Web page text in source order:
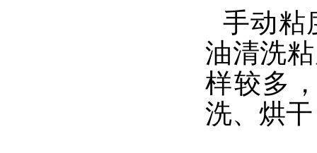
手动粘
油清洗
样较多
洗、烘